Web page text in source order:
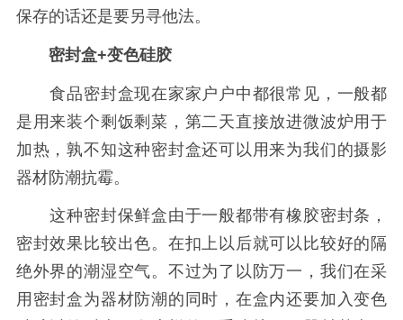
保存的话还是要另寻他法。
密封盒+变色硅胶
食品密封盒现在家家户户中都很常见，一般都
是用来装个剩饭剩菜，第二天直接放进微波炉用于
加热，孰不知这种密封盒还可以用来为我们的摄影
器材防潮抗霉。
这种密封保鲜盒由于一般都带有橡胶密封条，
密封效果比较出色。在扣上以后就可以比较好的隔
绝外界的潮湿空气。不过为了以防万一，我们在采
用密封盒为器材防潮的同时，在盒内还要加入变色